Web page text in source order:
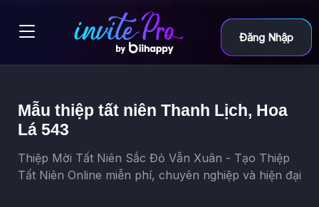
Đăng Nhập
Mẫu thiệp tất niên Thanh Lịch, Hoa
Lá 543
Thiệp Mời Tất Niên Sắc Đỏ Vẫn Xuân - Tạo Thiệp
Tất Niên Online miễn phí, chuyên nghiệp và hiện đại